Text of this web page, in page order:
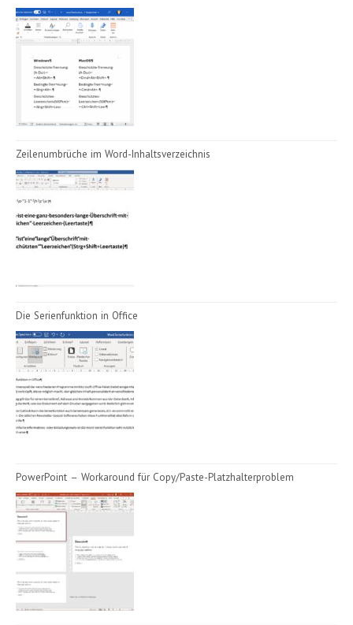
Zeilenumbrüche im Word-Inhaltsverzeichnis
Die Serienfunktion in Office
PowerPoint – Workaround für Copy/Paste-Platzhalterproblem